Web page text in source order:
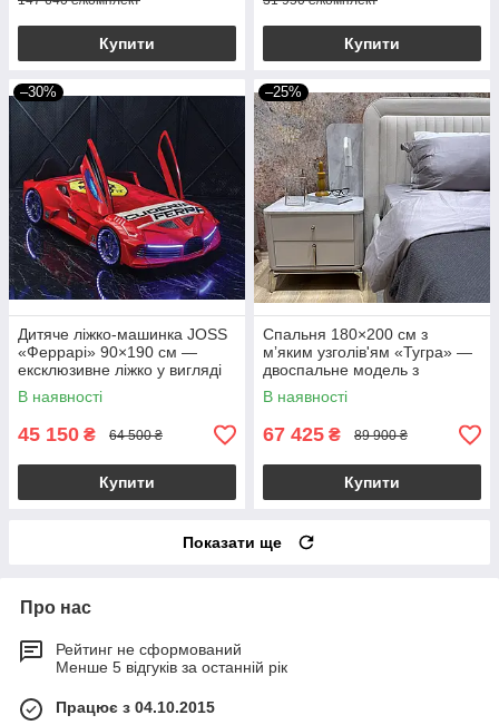
Купити Купити
–30%
Дитяче ліжко-машинка JOSS
«Феррарі» 90×190 см —
ексклюзивне ліжко у вигляді
суперкара Ferrari з
підсвічуванням фар, коліс
В наявності
45 150 ₴ 64 500 ₴
Купити
–25%
Спальня 180×200 см з
мʼяким узголів'ям «Тугра» —
двоспальне модель з
підйомним механізмом, 2
тумбочки і туалетним
столиком
В наявності
67 425 ₴ 89 900 ₴
Купити
Показати ще
Про нас
Рейтинг не сформований
Менше 5 відгуків за останній рік
Працює з 04.10.2015